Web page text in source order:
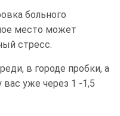
больного
место может
стресс.
в городе пробки, а
уже через 1 -1,5